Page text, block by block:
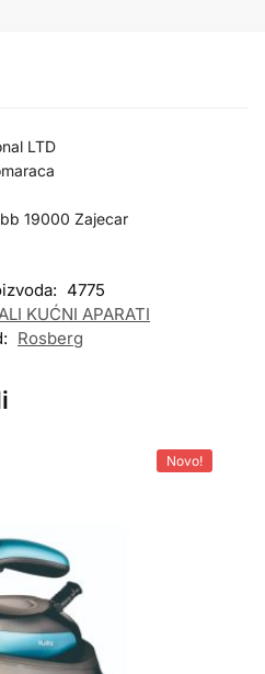
LTD
19000 Zajecar
4775
KUĆNI APARATI
Rosberg
Novo!